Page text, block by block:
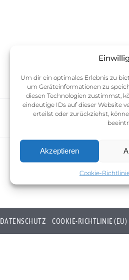
Um dir ein optimales Erlebnis zu
um Geräteinformationen zu
diesen Technologien zustimmst,
eindeutige IDs auf dieser Website
erteilst oder zurückziehst,
Akzeptieren
Cookie-
DATENSCHUTZ COOKIE-RICHTLINIE (EU)